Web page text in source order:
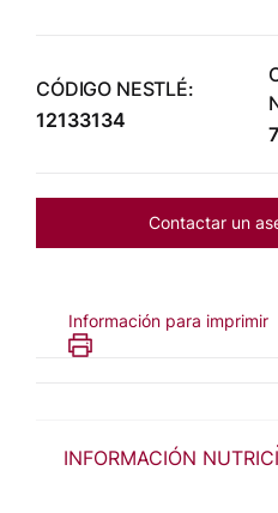
CÓDIGO NESTLÉ:
12133134
Contactar un
Información para imprimir
INFORMACIÓN